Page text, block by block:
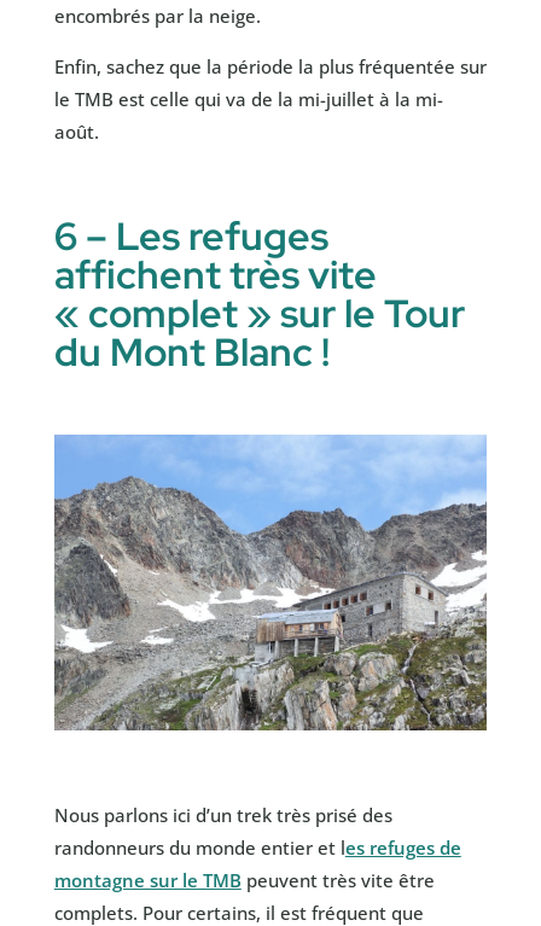
encombrés par la neige.
Enfin, sachez que la période la plus fréquentée sur
le TMB est celle qui va de la mi-juillet à la mi-
août.
6 – Les refuges
affichent très vite
« complet » sur le Tour
du Mont Blanc !
Nous parlons ici d’un trek très prisé des
randonneurs du monde entier et les refuges de
montagne sur le TMB peuvent très vite être
complets. Pour certains, il est fréquent que